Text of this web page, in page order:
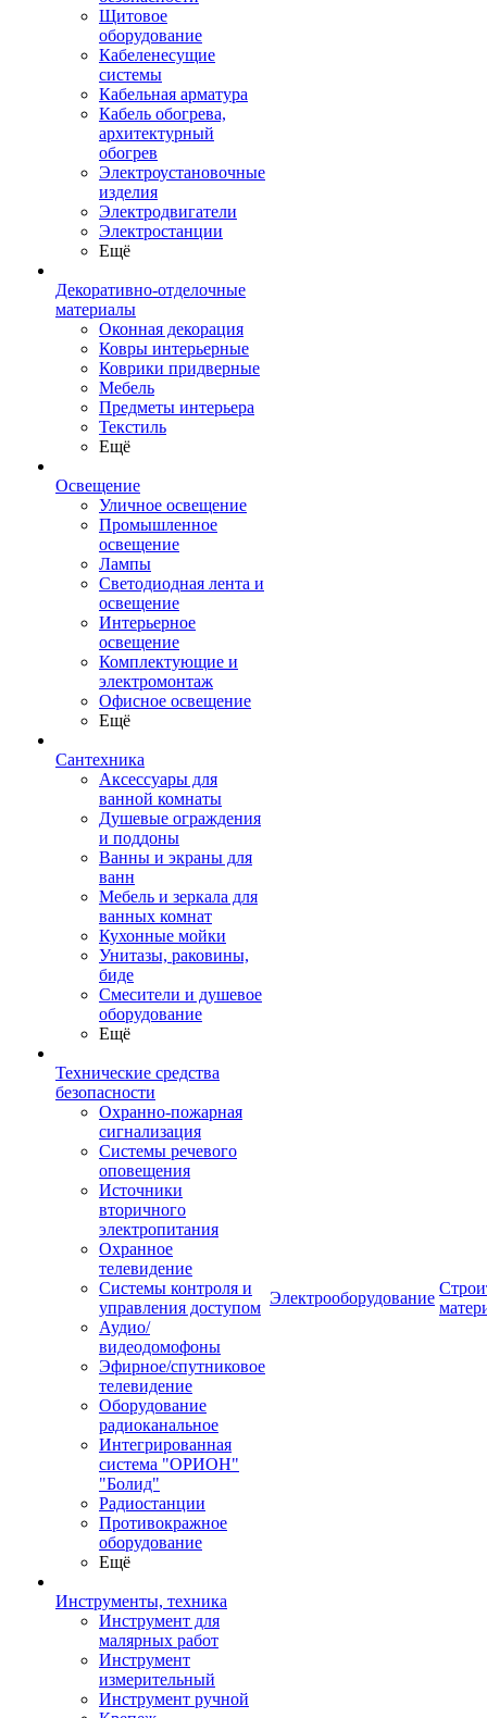
Щитовое
оборудование
Кабеленесущие
системы
Кабельная арматура
Кабель обогрева,
архитектурный
обогрев
Электроустановочные
изделия
Электродвигатели
Электростанции
Ещё
Декоративно-отделочные
материалы
Оконная декорация
Ковры интерьерные
Коврики придверные
Мебель
Предметы интерьера
Текстиль
Ещё
Освещение
Уличное освещение
Промышленное
освещение
Лампы
Светодиодная лента и
освещение
Интерьерное
освещение
Комплектующие и
электромонтаж
Офисное освещение
Ещё
Сантехника
Аксессуары для
ванной комнаты
Душевые ограждения
и поддоны
Ванны и экраны для
ванн
Мебель и зеркала для
ванных комнат
Кухонные мойки
Унитазы, раковины,
биде
Смесители и душевое
оборудование
Ещё
Технические средства
безопасности
Охранно-пожарная
сигнализация
Системы речевого
оповещения
Источники
вторичного
электропитания
Охранное
телевидение
Системы контроля и
управления доступом
Аудио/
видеодомофоны
Эфирное/спутниковое
телевидение
Оборудование
радиоканальное
Интегрированная
система "ОРИОН"
"Болид"
Радиостанции
Противокражное
оборудование
Ещё
Инструменты, техника
Инструмент для
малярных работ
Инструмент
измерительный
Инструмент ручной
Электрооборудование